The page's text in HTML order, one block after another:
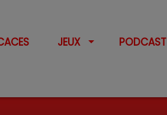
JEUX PODCAST